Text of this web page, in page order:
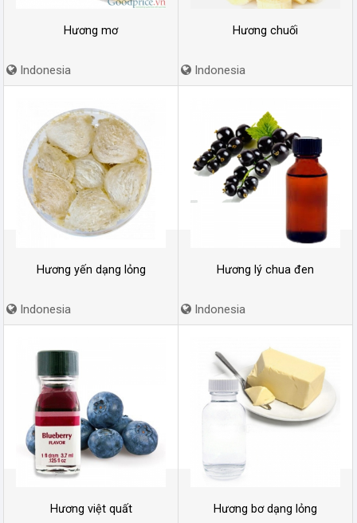
Hương mơ
Indonesia
Hương chuối
Indonesia
Hương yến dạng lỏng
Indonesia
Hương lý chua đen
Indonesia
Hương việt quất Hương bơ dạng lỏng